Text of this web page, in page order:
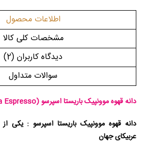
اطلاعات محصول
مشخصات کلی کالا
دیدگاه کاربران(2)
سوالات متداول
دانه قهوه موونپیک باریستا اسپرسوEspresso)
دانه قهوه موونپیک باریستا اسپرسو : یکی
عربیکای جهان